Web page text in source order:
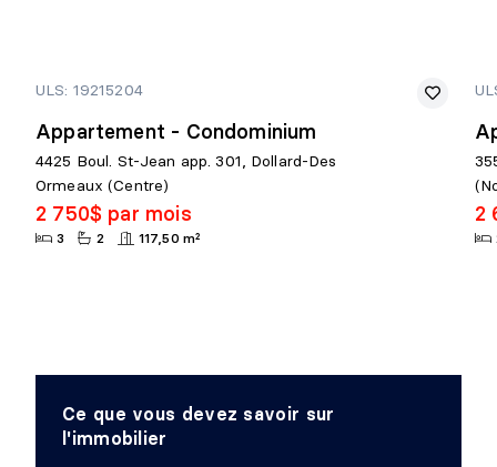
ULS: 19215204
Appartement - Condominium
4425 Boul. St-Jean app. 301, Dollard-Des
Ormeaux (Centre)
2 750$ par mois
3 2 117,50 m²
2
Ce que vous devez savoir sur
l'immobilier